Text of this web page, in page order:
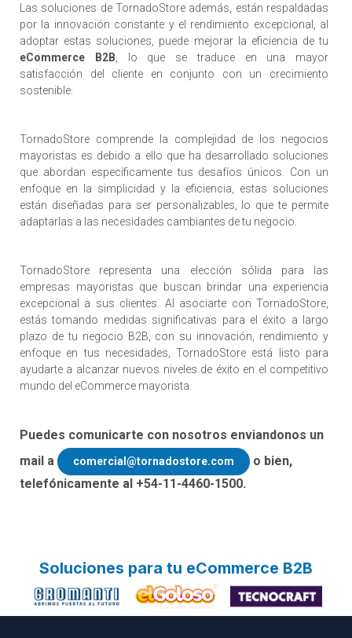
Las soluciones de TornadoStore además, están respaldadas
por la innovación constante y el rendimiento excepcional, al
adoptar estas soluciones, puede mejorar la eficiencia de tu
eCommerce B2B , lo que se traduce en una mayor
satisfacción del cliente en conjunto con un crecimiento
sostenible.
TornadoStore comprende la complejidad de los negocios
mayoristas es debido a ello que ha desarrollado soluciones
que abordan específicamente tus desafíos únicos. Con un
enfoque en la simplicidad y la eficiencia, estas soluciones
están diseñadas para ser personalizables, lo que te permite
adaptarlas a las necesidades cambiantes de tu negocio.
TornadoStore representa una elección sólida para las
empresas mayoristas que buscan brindar una experiencia
excepcional a sus clientes. Al asociarte con TornadoStore,
estás tomando medidas significativas para el éxito a largo
plazo de tu negocio B2B, con su innovación, rendimiento y
enfoque en tus necesidades, TornadoStore está listo para
ayudarte a alcanzar nuevos niveles de éxito en el competitivo
mundo del eCommerce mayorista.
Puedes comunicarte con nosotros enviandonos un
mail a
comercial@tornadostore.com
o bien,
telefónicamente al +54-11-4460-1500.
Soluciones para tu eCommerce B2B